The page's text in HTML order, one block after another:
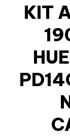
KIT